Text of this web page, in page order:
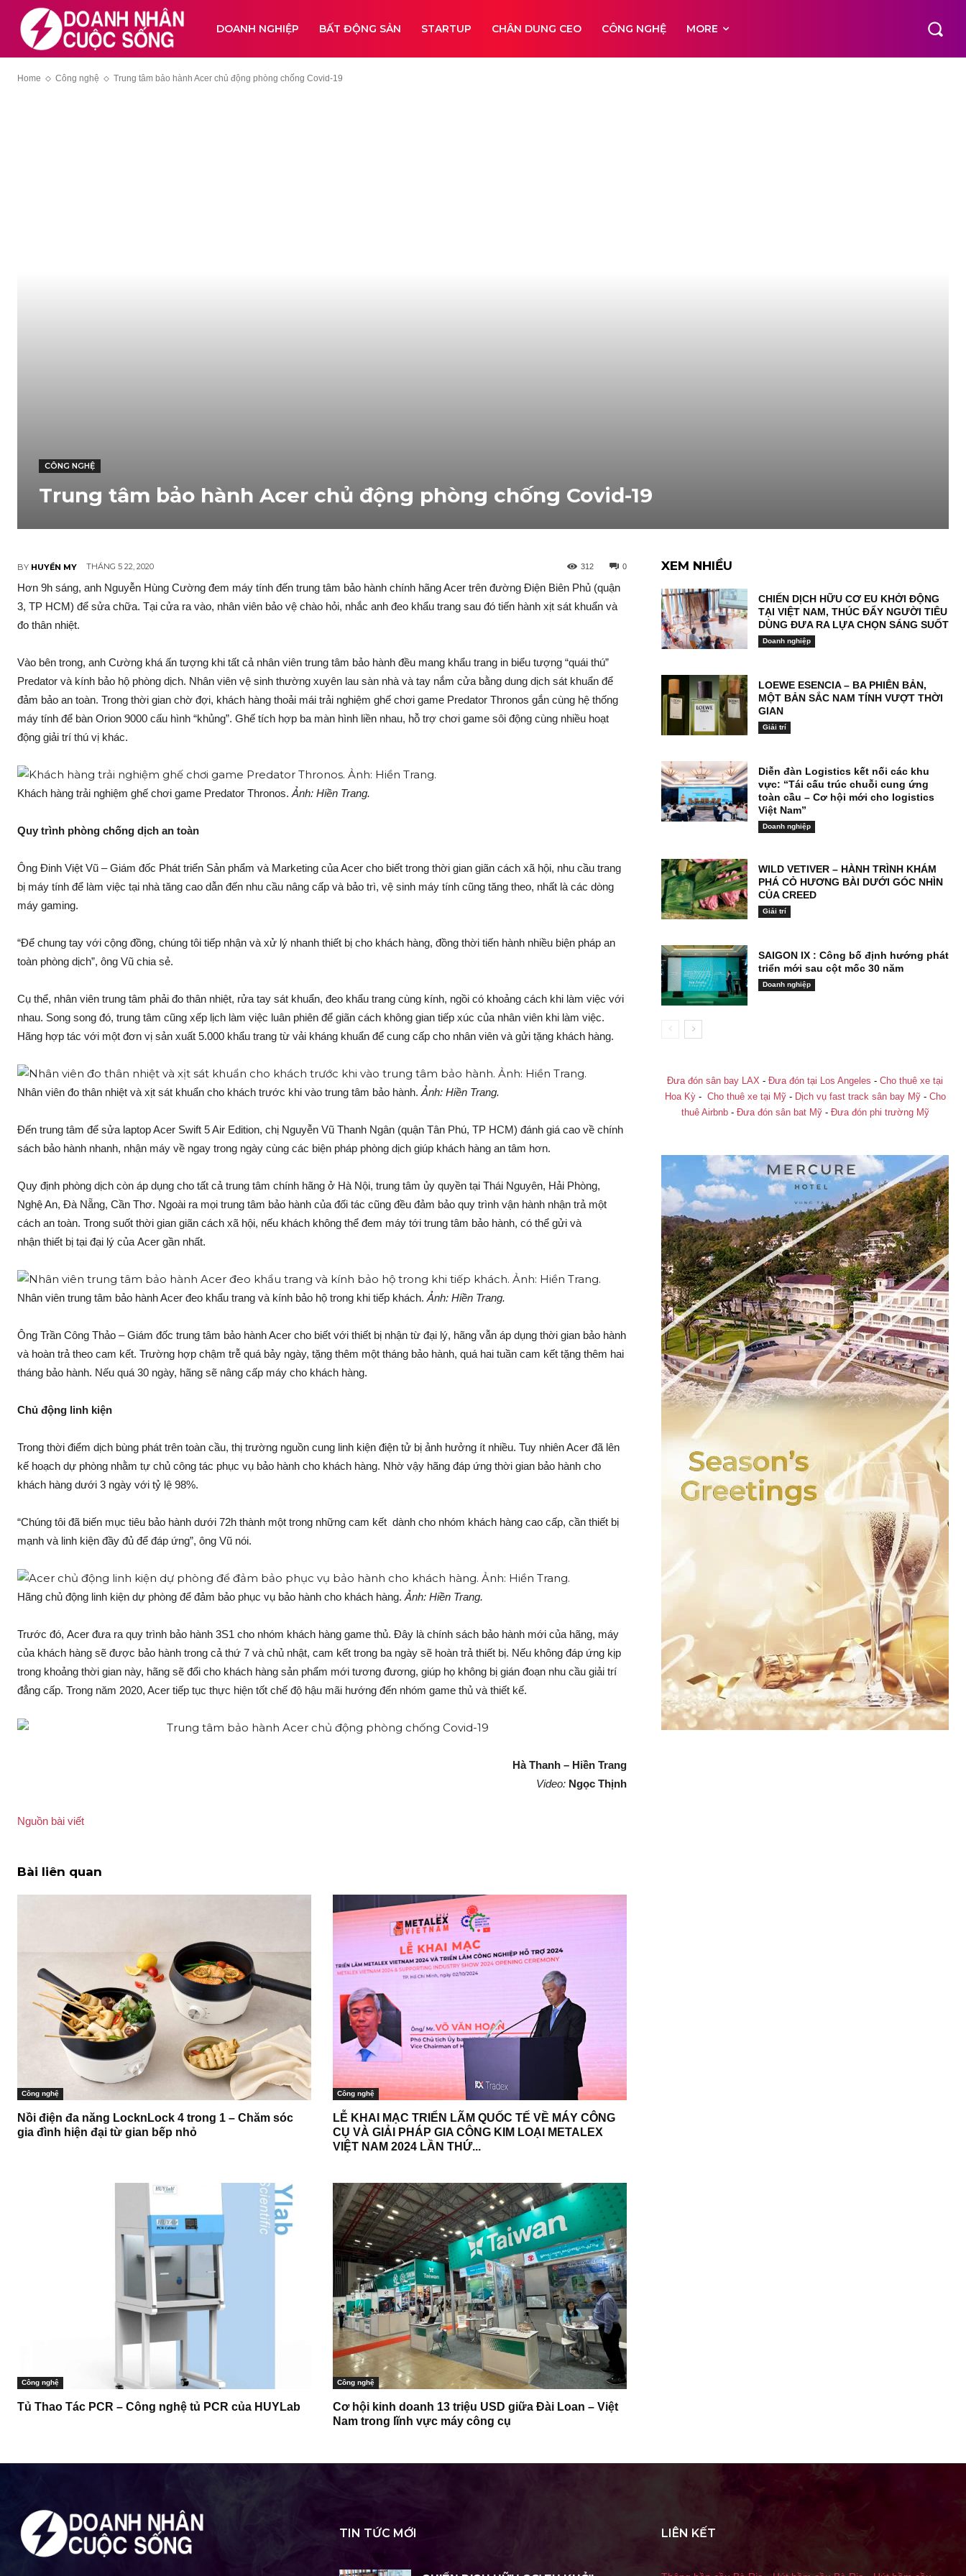
DOANH NGHIỆP BẤT ĐỘNG SẢN STARTUP CHÂN DUNG CEO CÔNG NGHỆ MORE
Home Công nghệ Trung tâm bảo hành Acer chủ động phòng chống Covid-19
CÔNG NGHỆ
Trung tâm bảo hành Acer chủ động phòng chống Covid-19
BY HUYỀN MY THÁNG 5 22, 2020 0
312
Hơn 9h sáng, anh Nguyễn Hùng Cường đem máy tính đến trung tâm bảo hành chính hãng Acer trên đường Điện Biên Phủ (quận
3, TP HCM) để sửa chữa. Tại cửa ra vào, nhân viên bảo vệ chào hỏi, nhắc anh đeo khẩu trang sau đó tiến hành xịt sát khuẩn và
đo thân nhiệt.
Vào bên trong, anh Cường khá ấn tượng khi tất cả nhân viên trung tâm bảo hành đều mang khẩu trang in biểu tượng “quái thú”
Predator và kính bảo hộ phòng dịch. Nhân viên vệ sinh thường xuyên lau sàn nhà và tay nắm cửa bằng dung dịch sát khuẩn để
đảm bảo an toàn. Trong thời gian chờ đợi, khách hàng thoải mái trải nghiệm ghế chơi game Predator Thronos gắn cùng hệ thống
máy tính để bàn Orion 9000 cấu hình “khủng”. Ghế tích hợp ba màn hình liền nhau, hỗ trợ chơi game sôi động cùng nhiều hoạt
động giải trí thú vị khác.
Khách hàng trải nghiệm ghế chơi game Predator Thronos. Ảnh: Hiền Trang.
Quy trình phòng chống dịch an toàn
Ông Đinh Việt Vũ – Giám đốc Phát triển Sản phẩm và Marketing của Acer cho biết trong thời gian giãn cách xã hội, nhu cầu trang
bị máy tính để làm việc tại nhà tăng cao dẫn đến nhu cầu nâng cấp và bảo trì, vệ sinh máy tính cũng tăng theo, nhất là các dòng
máy gaming.
“Để chung tay với cộng đồng, chúng tôi tiếp nhận và xử lý nhanh thiết bị cho khách hàng, đồng thời tiến hành nhiều biện pháp an
toàn phòng dịch”, ông Vũ chia sẻ.
Cụ thể, nhân viên trung tâm phải đo thân nhiệt, rửa tay sát khuẩn, đeo khẩu trang cùng kính, ngồi có khoảng cách khi làm việc với
nhau. Song song đó, trung tâm cũng xếp lịch làm việc luân phiên để giãn cách không gian tiếp xúc của nhân viên khi làm việc.
Hãng hợp tác với một đơn vị sản xuất 5.000 khẩu trang từ vải kháng khuẩn để cung cấp cho nhân viên và gửi tặng khách hàng.
Nhân viên đo thân nhiệt và xịt sát khuẩn cho khách trước khi vào trung tâm bảo hành. Ảnh: Hiền Trang.
Đến trung tâm để sửa laptop Acer Swift 5 Air Edition, chị Nguyễn Vũ Thanh Ngân (quận Tân Phú, TP HCM) đánh giá cao về chính
sách bảo hành nhanh, nhận máy về ngay trong ngày cùng các biện pháp phòng dịch giúp khách hàng an tâm hơn.
Quy định phòng dịch còn áp dụng cho tất cả trung tâm chính hãng ở Hà Nội, trung tâm ủy quyền tại Thái Nguyên, Hải Phòng,
Nghệ An, Đà Nẵng, Cần Thơ. Ngoài ra mọi trung tâm bảo hành của đối tác cũng đều đảm bảo quy trình vận hành nhận trả một
cách an toàn. Trong suốt thời gian giãn cách xã hội, nếu khách không thể đem máy tới trung tâm bảo hành, có thể gửi và
nhận thiết bị tại đại lý của Acer gần nhất.
Nhân viên trung tâm bảo hành Acer đeo khẩu trang và kính bảo hộ trong khi tiếp khách. Ảnh: Hiền Trang.
Ông Trần Công Thảo – Giám đốc trung tâm bảo hành Acer cho biết với thiết bị nhận từ đại lý, hãng vẫn áp dụng thời gian bảo hành
và hoàn trả theo cam kết. Trường hợp chậm trễ quá bảy ngày, tặng thêm một tháng bảo hành, quá hai tuần cam kết tặng thêm hai
tháng bảo hành. Nếu quá 30 ngày, hãng sẽ nâng cấp máy cho khách hàng.
Chủ động linh kiện
Trong thời điểm dịch bùng phát trên toàn cầu, thị trường nguồn cung linh kiện điện tử bị ảnh hưởng ít nhiều. Tuy nhiên Acer đã lên
kế hoạch dự phòng nhằm tự chủ công tác phục vụ bảo hành cho khách hàng. Nhờ vậy hãng đáp ứng thời gian bảo hành cho
khách hàng dưới 3 ngày với tỷ lệ 98%.
“Chúng tôi đã biến mục tiêu bảo hành dưới 72h thành một trong những cam kết dành cho nhóm khách hàng cao cấp, cần thiết bị
mạnh và linh kiện đầy đủ để đáp ứng”, ông Vũ nói.
Hãng chủ động linh kiện dự phòng để đảm bảo phục vụ bảo hành cho khách hàng. Ảnh: Hiền Trang.
Trước đó, Acer đưa ra quy trình bảo hành 3S1 cho nhóm khách hàng game thủ. Đây là chính sách bảo hành mới của hãng, máy
của khách hàng sẽ được bảo hành trong cả thứ 7 và chủ nhật, cam kết trong ba ngày sẽ hoàn trả thiết bị. Nếu không đáp ứng kịp
trong khoảng thời gian này, hãng sẽ đổi cho khách hàng sản phẩm mới tương đương, giúp họ không bị gián đoạn nhu cầu giải trí
đẳng cấp. Trong năm 2020, Acer tiếp tục thực hiện tốt chế độ hậu mãi hướng đến nhóm game thủ và thiết kế.
Hà Thanh – Hiền Trang
Video: Ngọc Thịnh
Nguồn bài viết
Bài liên quan
Công nghệ
Nồi điện đa năng LocknLock 4 trong 1 – Chăm sóc
gia đình hiện đại từ gian bếp nhỏ
Công nghệ
LỄ KHAI MẠC TRIỂN LÃM QUỐC TẾ VỀ MÁY CÔNG
CỤ VÀ GIẢI PHÁP GIA CÔNG KIM LOẠI METALEX
VIỆT NAM 2024 LẦN THỨ...
Công nghệ
Tủ Thao Tác PCR – Công nghệ tủ PCR của HUYLab
Công nghệ
Cơ hội kinh doanh 13 triệu USD giữa Đài Loan – Việt
Nam trong lĩnh vực máy công cụ
XEM NHIỀU
CHIẾN DỊCH HỮU CƠ EU KHỞI ĐỘNG
TẠI VIỆT NAM, THÚC ĐẨY NGƯỜI TIÊU
DÙNG ĐƯA RA LỰA CHỌN SÁNG SUỐT
Doanh nghiệp
LOEWE ESENCIA – BA PHIÊN BẢN,
MỘT BẢN SẮC NAM TÍNH VƯỢT THỜI
GIAN
Giải trí
Diễn đàn Logistics kết nối các khu
vực: “Tái cấu trúc chuỗi cung ứng
toàn cầu – Cơ hội mới cho logistics
Việt Nam”
Doanh nghiệp
WILD VETIVER – HÀNH TRÌNH KHÁM
PHÁ CỎ HƯƠNG BÀI DƯỚI GÓC NHÌN
CỦA CREED
Giải trí
SAIGON IX : Công bố định hướng phát
triển mới sau cột mốc 30 năm
Doanh nghiệp
Đưa đón sân bay LAX - Đưa đón tại Los Angeles - Cho thuê xe tại
Hoa Kỳ- Cho thuê xe tại Mỹ- Dịch vụ fast track sân bay Mỹ- Cho
thuê Airbnb- Đưa đón sân bat Mỹ- Đưa đón phi trường Mỹ
TIN TỨC MỚI LIÊN KẾT